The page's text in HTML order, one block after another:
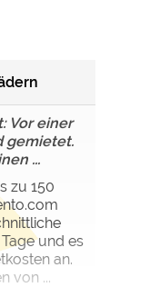
Vor einer
gemietet.
...
zu 150
und es
an.
von ...